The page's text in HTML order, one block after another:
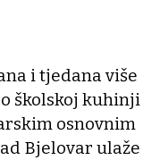
i tjedana više
školskoj kuhinji
osnovnim
Bjelovar ulaže